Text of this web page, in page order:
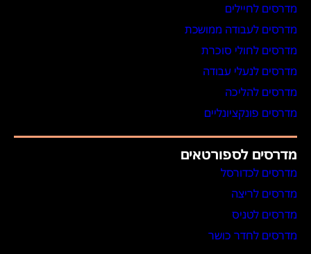
מדרסים לחיילים
מדרסים לעבודה ממושכת
מדרסים לחולי סוכרת
מדרסים לנעלי עבודה
מדרסים להליכה
מדרסים פונקציונליים
מדרסים לספורטאים
מדרסים לכדורסל
מדרסים לריצה
מדרסים לטניס
מדרסים לחדר כושר